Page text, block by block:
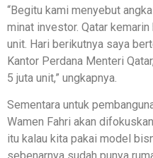
“Begitu kami menyebut
minat investor. Qatar
unit. Hari berikutnya saya
Kantor Perdana Menteri
5 juta unit,” ungkapnya.
Sementara untuk
Wamen Fahri akan
itu kalau kita pakai model